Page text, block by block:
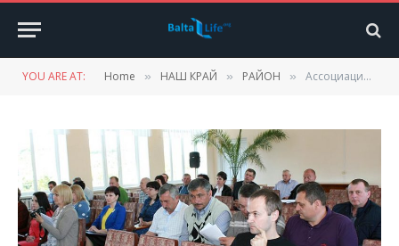
YOU ARE AT: Home » НАШ КРАЙ » РАЙОН » Ассоциации быть!